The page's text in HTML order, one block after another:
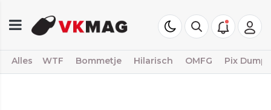
Alles WTF Bommetje Hilarisch OMFG Pix Dump